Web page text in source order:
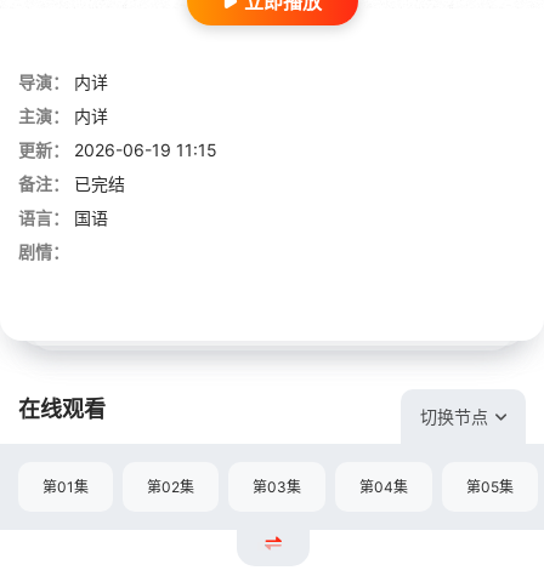
导演：
内详
主演：
内详
更新：
2026-06-19 11:15
备注：
已完结
语言：
国语
剧情：
在线观看 切换节点
第01集 第02集 第03集 第04集 第05集